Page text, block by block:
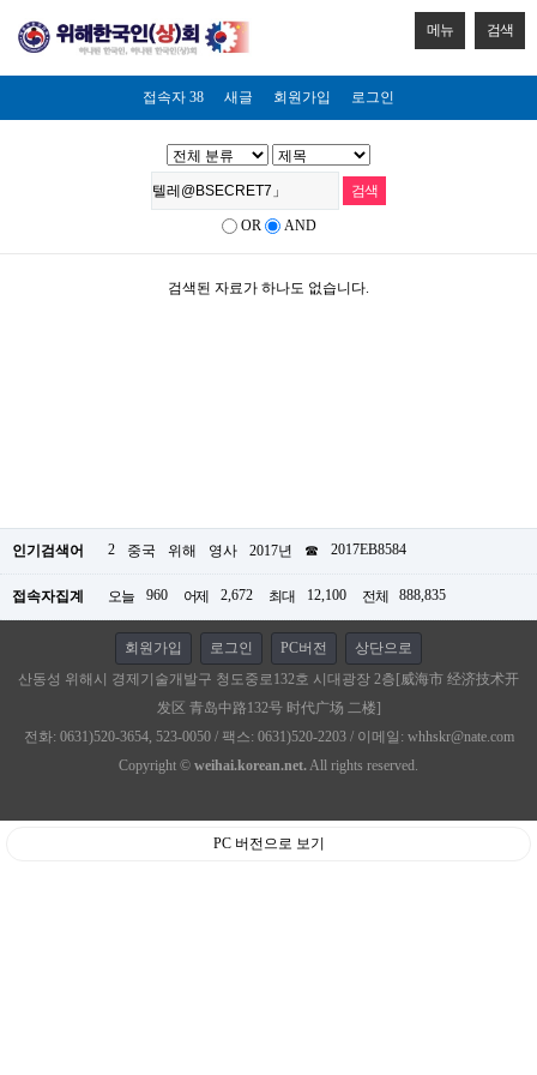
메뉴 검색
접속자 38 새글 회원가입 로그인
OR AND
검색된 자료가 하나도 없습니다.
인기검색어 2 중국 위해 영사 2017년 ☎ 2017EB8584
접속자집계 오늘 960 어제 2,672 최대 12,100 전체 888,835
회원가입 로그인 PC버전
상단으로
산동성 위해시 경제기술개발구 청도중로132호 시대광장 2층[威海市 经济技术开
发区 青岛中路132号 时代广场 二楼]
전화: 0631)520-3654, 523-0050 / 팩스: 0631)520-2203 / 이메일: whhskr@nate.com
Copyright © weihai.korean.net.All rights reserved.
PC 버전으로 보기